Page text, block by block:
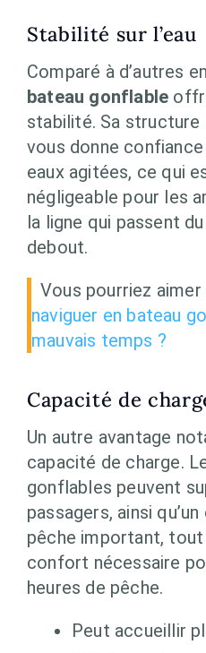
Stabilité sur l’eau
Comparé à d’autres
bateau gonflable
stabilité. Sa
vous donne
eaux agitées, ce qui
négligeable pour les
la ligne qui passent
debout.
Vous pourriez aimer
naviguer en bateau
mauvais temps ?
Capacité de
Un autre avantage
capacité de charge.
gonflables peuvent
passagers, ainsi
pêche important, tout
confort nécessaire
heures de pêche.
Peut accueillir